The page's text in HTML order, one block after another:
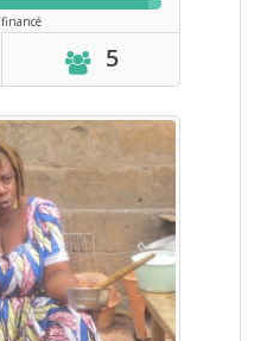
financé
5